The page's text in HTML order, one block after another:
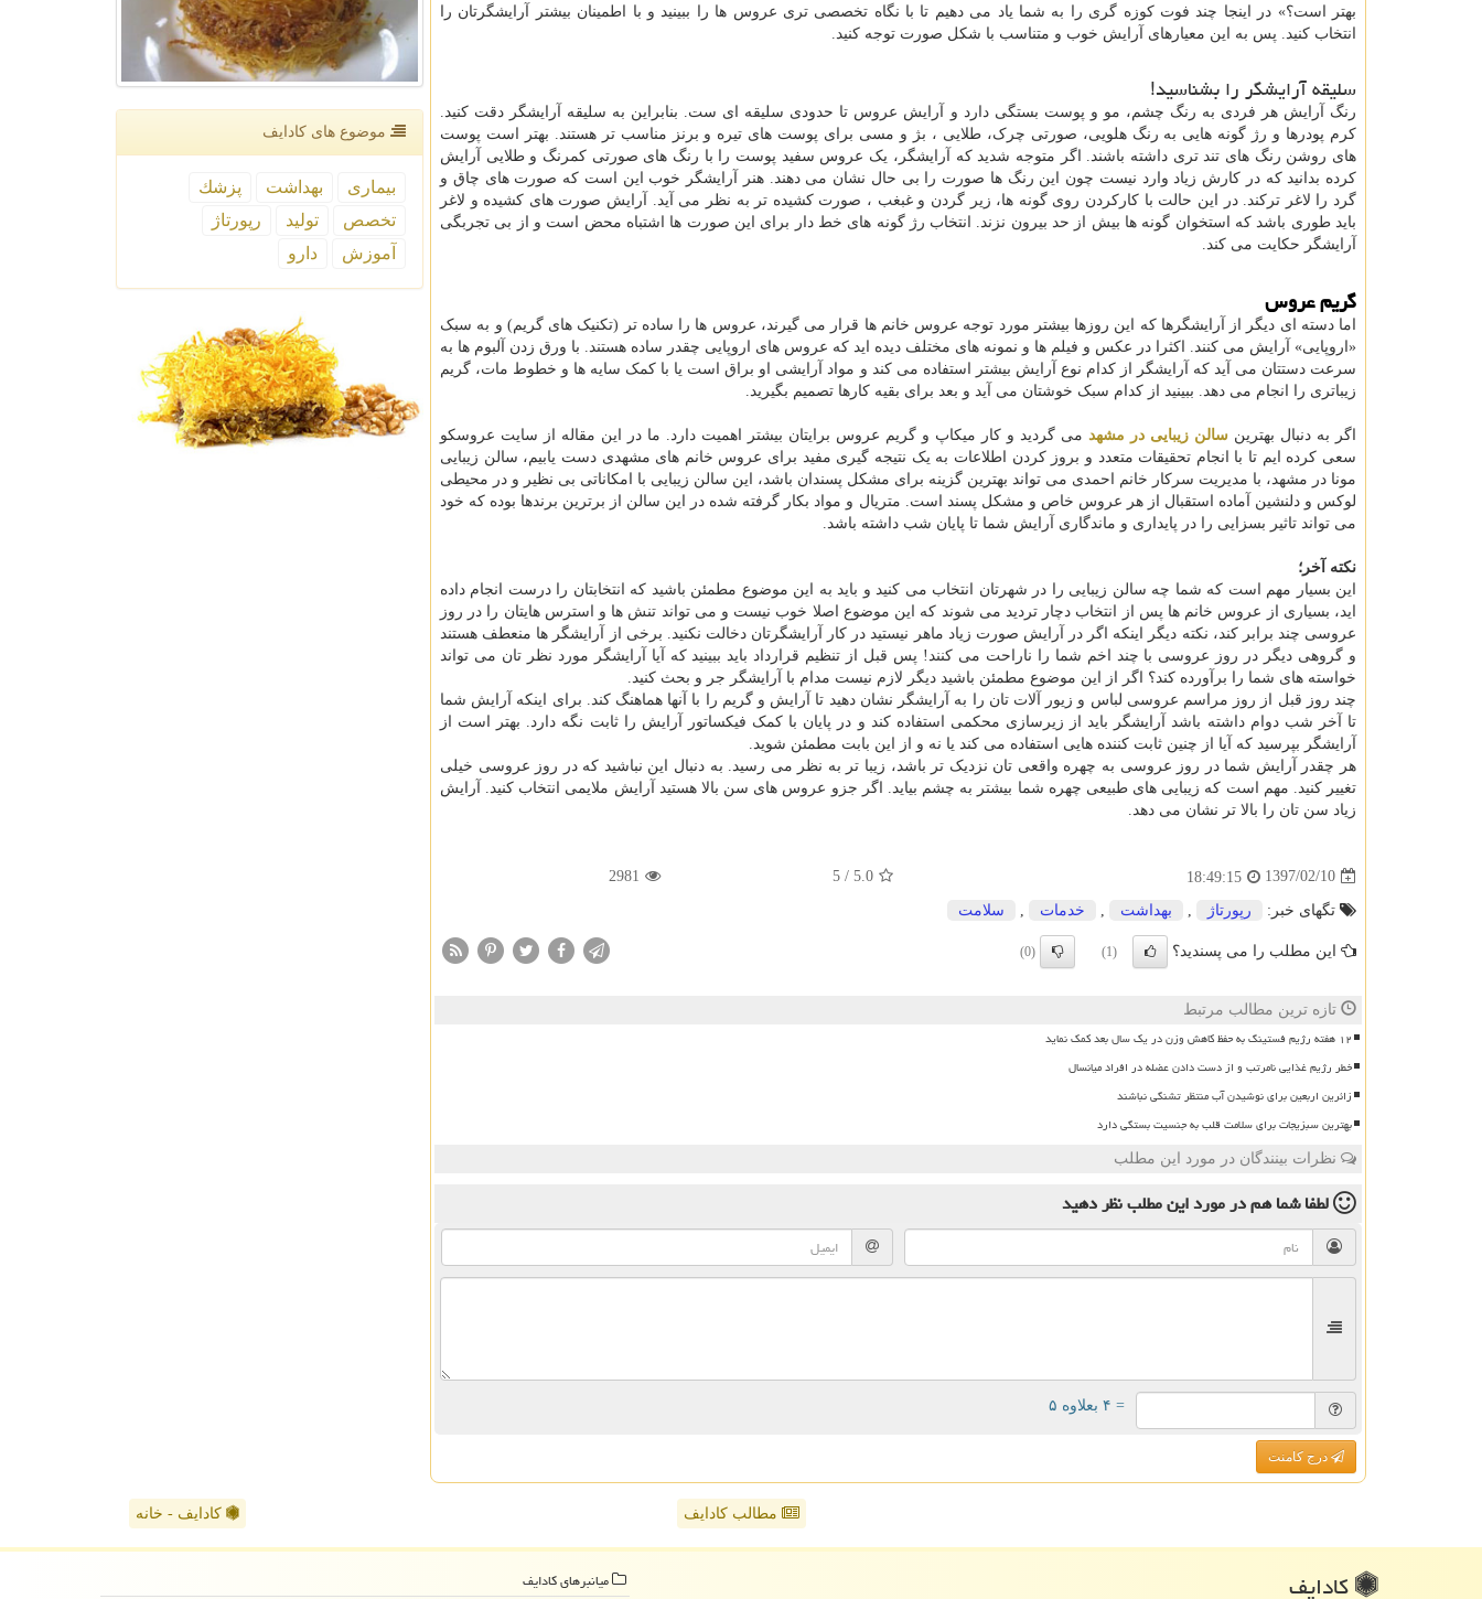
بهتر است؟» در اینجا چند فوت کوزه گری را به شما یاد می دهیم تا با نگاه تخصصی تری عروس ها را ببینید و با اطمینان بیشتر آرایشگرتان را
انتخاب کنید. پس به این معیارهای آرایش خوب و متناسب با شکل صورت توجه کنید.
سلیقه آرایشگر را بشناسید!
رنگ آرایش هر فردی به رنگ چشم، مو و پوست بستگی دارد و آرایش عروس تا حدودی سلیقه ای ست. بنابراین به سلیقه آرایشگر دقت کنید.
کرم پودرها و رژ گونه هایی به رنگ هلویی، صورتی چرک، طلایی ، بژ و مسی برای پوست های تیره و برنز مناسب تر هستند. بهتر است پوست
های روشن رنگ های تند تری داشته باشند. اگر متوجه شدید که آرایشگر، یک عروس سفید پوست را با رنگ های صورتی کمرنگ و طلایی آرایش
کرده بدانید که در کارش زیاد وارد نیست چون این رنگ ها صورت را بی حال نشان می دهند. هنر آرایشگر خوب این است که صورت های چاق و
گرد را لاغر ترکند. در این حالت با کارکردن روی گونه ها، زیر گردن و غبغب ، صورت کشیده تر به نظر می آید. آرایش صورت های کشیده و لاغر
باید طوری باشد که استخوان گونه ها بیش از حد بیرون نزند. انتخاب رژ گونه های خط دار برای این صورت ها اشتباه محض است و از بی تجربگی
آرایشگر حکایت می کند.
گریم عروس
اما دسته ای دیگر از آرایشگرها که این روزها بیشتر مورد توجه عروس خانم ها قرار می گیرند، عروس ها را ساده تر (تکنیک های گریم) و به سبک
«اروپایی» آرایش می کنند. اکثرا در عکس و فیلم ها و نمونه های مختلف دیده اید که عروس های اروپایی چقدر ساده هستند. با ورق زدن آلبوم ها به
سرعت دستتان می آید که آرایشگر از کدام نوع آرایش بیشتر استفاده می کند و مواد آرایشی او براق است یا با کمک سایه ها و خطوط مات، گریم
زیباتری را انجام می دهد. ببینید از کدام سبک خوشتان می آید و بعد برای بقیه کارها تصمیم بگیرید.
اگر به دنبال بهترین سالن زیبایی در مشهد می گردید و کار میکاپ و گریم عروس برایتان بیشتر اهمیت دارد. ما در این مقاله از سایت عروسکو
سعی کرده ایم تا با انجام تحقیقات متعدد و بروز کردن اطلاعات به یک نتیجه گیری مفید برای عروس خانم های مشهدی دست یابیم، سالن زیبایی
مونا در مشهد، با مدیریت سرکار خانم احمدی می تواند بهترین گزینه برای مشکل پسندان باشد، این سالن زیبایی با امکاناتی بی نظیر و در محیطی
لوکس و دلنشین آماده استقبال از هر عروس خاص و مشکل پسند است. متریال و مواد بکار گرفته شده در این سالن از برترین برندها بوده که خود
می تواند تاثیر بسزایی را در پایداری و ماندگاری آرایش شما تا پایان شب داشته باشد.
نکته آخر؛
این بسیار مهم است که شما چه سالن زیبایی را در شهرتان انتخاب می کنید و باید به این موضوع مطمئن باشید که انتخابتان را درست انجام داده
اید، بسیاری از عروس خانم ها پس از انتخاب دچار تردید می شوند که این موضوع اصلا خوب نیست و می تواند تنش ها و استرس هایتان را در روز
عروسی چند برابر کند، نکته دیگر اینکه اگر در آرایش صورت زیاد ماهر نیستید در کار آرایشگرتان دخالت نکنید. برخی از آرایشگر ها منعطف هستند
و گروهی دیگر در روز عروسی با چند اخم شما را ناراحت می کنند! پس قبل از تنظیم قرارداد باید ببینید که آیا آرایشگر مورد نظر تان می تواند
خواسته های شما را برآورده کند؟ اگر از این موضوع مطمئن باشید دیگر لازم نیست مدام با آرایشگر جر و بحث کنید.
چند روز قبل از روز مراسم عروسی لباس و زیور آلات تان را به آرایشگر نشان دهید تا آرایش و گریم را با آنها هماهنگ کند. برای اینکه آرایش شما
تا آخر شب دوام داشته باشد آرایشگر باید از زیرسازی محکمی استفاده کند و در پایان با کمک فیکساتور آرایش را ثابت نگه دارد. بهتر است از
آرایشگر بپرسید که آیا از چنین ثابت کننده هایی استفاده می کند یا نه و از این بابت مطمئن شوید.
هر چقدر آرایش شما در روز عروسی به چهره واقعی تان نزدیک تر باشد، زیبا تر به نظر می رسید. به دنبال این نباشید که در روز عروسی خیلی
تغییر کنید. مهم است که زیبایی های طبیعی چهره شما بیشتر به چشم بیاید. اگر جزو عروس های سن بالا هستید آرایش ملایمی انتخاب کنید. آرایش
زیاد سن تان را بالا تر نشان می دهد.
1397/02/10
18:49:15
5.0
/
5
2981
تگهای خبر: رپورتاژ , بهداشت , خدمات , سلامت
این مطلب را می پسندید؟ (1)
(0)
تازه ترین مطالب مرتبط
۱۲ هفته رژیم فستینگ به حفظ کاهش وزن در یک سال بعد کمک نماید
خطر رژیم غذایی نامرتب و از دست دادن عضله در افراد میانسال
زائرین اربعین برای نوشیدن آب منتظر تشنگی نباشند
بهترین سبزیجات برای سلامت قلب به جنسیت بستگی دارد
نظرات بینندگان در مورد این مطلب
لطفا شما همدر مورد این مطلبنظر دهید
= ۴ بعلاوه ۵
درج کامنت
موضوع های كادایف
بیماری بهداشت
پزشك
تخصص
تولید
رپورتاژ
آموزش
دارو
مطالب کادایف کادایف - خانه
كادایف میانبرهای كادایف